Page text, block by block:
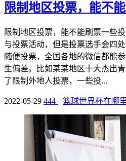
限制地区投票，能不
限制地区投票，能不能刷票一些
与投票活动，但是投票选手会四
随便投票，全国各地的微信都能
生偏差。比如某某地区十大杰出
了限制外地人投票，一些投...
2022-05-29 444 篮球世界杯在哪